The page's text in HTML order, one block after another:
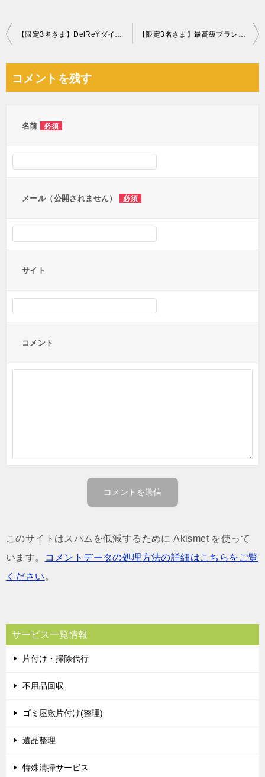
投
ビ
コメントを残す
名前 必須
メール（公開されません） 必須
サイト
コメント
このサイトはスパムを低減するために Akismet を使って
います。
コメントデータの処理方法の詳細はこちらをご覧
ください 。
サービス一覧情報
片付け・掃除代行
不用品回収
ゴミ屋敷片付け(整理)
遺品整理
特殊清掃サービス